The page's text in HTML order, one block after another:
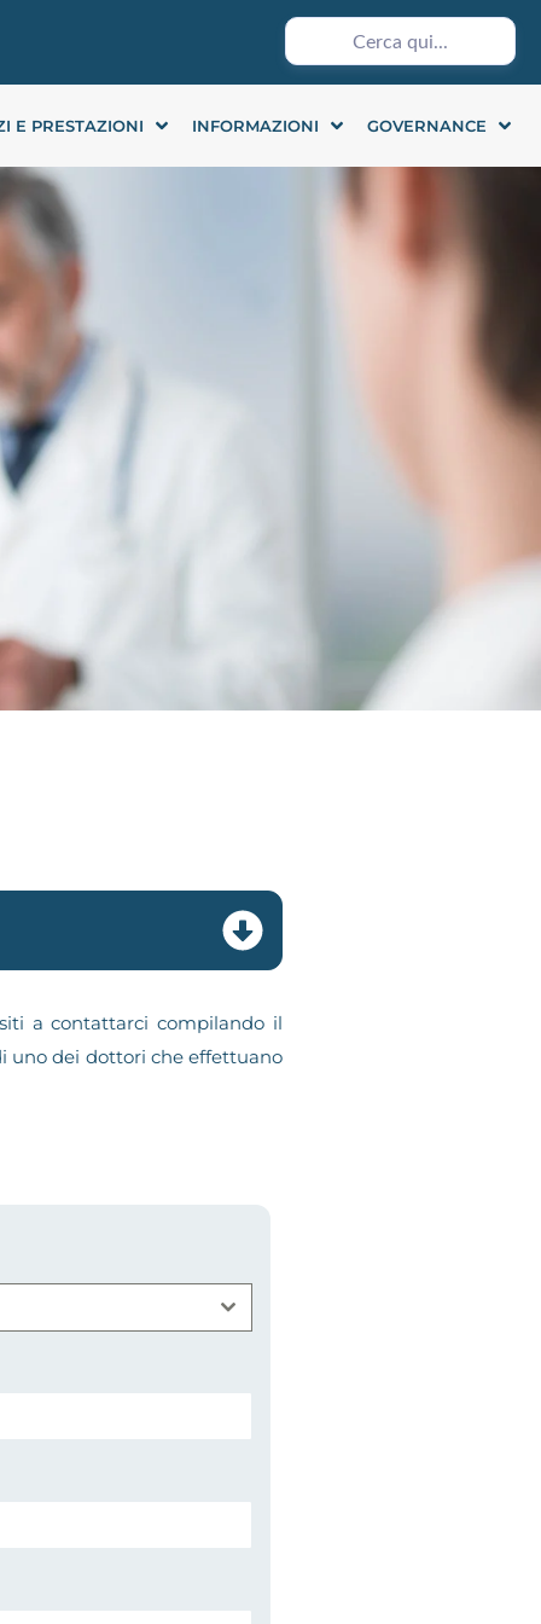
E PRESTAZIONI INFORMAZIONI GOVERNANCE
a contattarci compilando il
uno dei dottori che effettuano